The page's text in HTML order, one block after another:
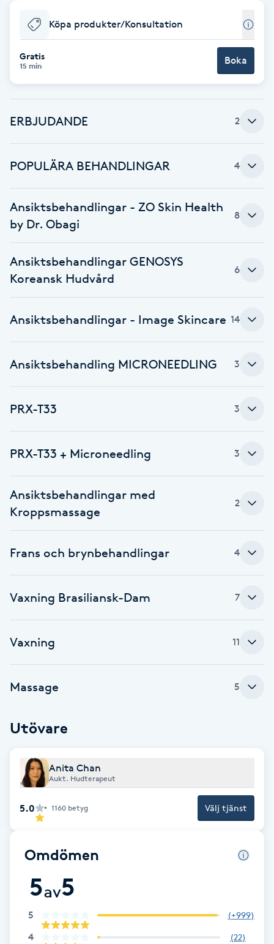
Babylights
Balayage
Barber
Barnklippning
Blowout
Bottenfärg
Brynformning
Brynplockning
Celluliter
Color correction
Cryoterapi
D
Damklippning
Diamantslipning
E
Extensions borttagning
Eyeliner-tatuering
Fet hårbotten
Köpa produkter/Konsultation
Gratis
15 min Boka
ERBJUDANDE 2
POPULÄRA BEHANDLINGAR 4
Ansiktsbehandlingar - ZO Skin Health
by Dr. Obagi
8
Ansiktsbehandlingar GENOSYS
Koreansk Hudvård
6
Ansiktsbehandlingar - Image Skincare 14
Ansiktsbehandling MICRONEEDLING 3
PRX-T33 3
PRX-T33 + Microneedling 3
Ansiktsbehandlingar med
Kroppsmassage
2
Frans och brynbehandlingar 4
Vaxning Brasiliansk-Dam 7
Vaxning 11
Massage 5
Utövare
Anita Chan
Aukt. Hudterapeut
5.0 1160 betyg Välj tjänst
Omdömen
5av5
5 (+999)
4 (22)